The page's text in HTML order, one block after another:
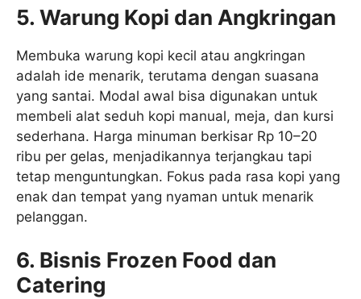
5. Warung Kopi dan Angkringan
Membuka warung kopi kecil atau angkringan
adalah ide menarik, terutama dengan suasana
yang santai. Modal awal bisa digunakan untuk
membeli alat seduh kopi manual, meja, dan kursi
sederhana. Harga minuman berkisar Rp 10–20
ribu per gelas, menjadikannya terjangkau tapi
tetap menguntungkan. Fokus pada rasa kopi yang
enak dan tempat yang nyaman untuk menarik
pelanggan.
6. Bisnis Frozen Food dan
Catering